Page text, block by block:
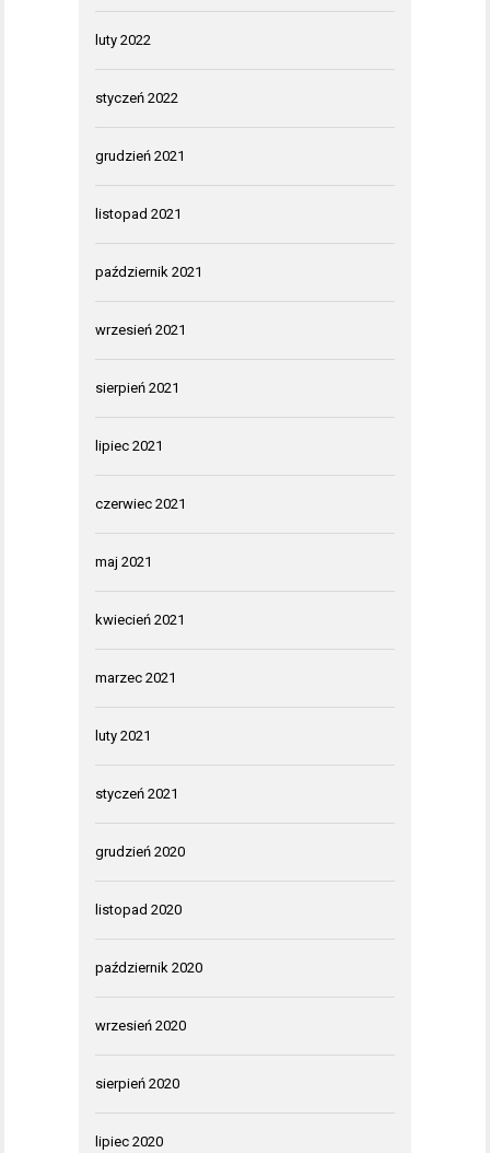
luty 2022
styczeń 2022
grudzień 2021
listopad 2021
październik 2021
wrzesień 2021
sierpień 2021
lipiec 2021
czerwiec 2021
maj 2021
kwiecień 2021
marzec 2021
luty 2021
styczeń 2021
grudzień 2020
listopad 2020
październik 2020
wrzesień 2020
sierpień 2020
lipiec 2020